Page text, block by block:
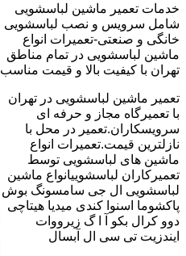
خدمات تعمیر ماشین لباسشویی
شامل سرویس و نصب لباسشویی
خانگی و صنعتی-تعمیرات انواع
ماشین لباسشویی در تمام مناطق
تهران با کیفیت بالا و قیمت مناسب
تعمیر ماشین لباسشویی در تهران
با تعمیرگاه مجاز و حرفه ای
سرویسکاران.تعمیر در محل با
نازلترین قیمت.تعمیرات انواع
ماشین های لباسشویی توسط
تعمیرکاران لباسشوییانواع ماشین
لباسشویی ال جی سامسونگ بوش
پاکشوما اسنوا کندی میدیا هیتاچی
دوو کرال بکو آ ا گ زیرووات
ایندزیت تی سی ال آبسال